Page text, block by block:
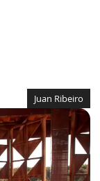
Juan Ribeiro